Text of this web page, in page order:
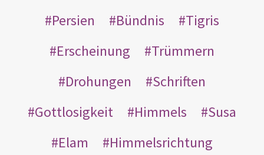
Persien
Bündnis
Tigris
Erscheinung
Trümmern
Drohungen
Schriften
Gottlosigkeit
Himmels
Susa
Elam
Himmelsrichtung